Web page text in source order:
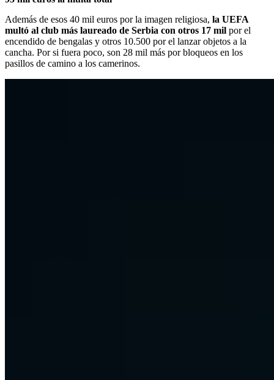
Además de esos 40 mil euros por la imagen religiosa, la UEFA
multó al club más laureado de Serbia con otros 17 mil por el
encendido de bengalas y otros 10.500 por el lanzar objetos a la
cancha. Por si fuera poco, son 28 mil más por bloqueos en los
pasillos de camino a los camerinos.